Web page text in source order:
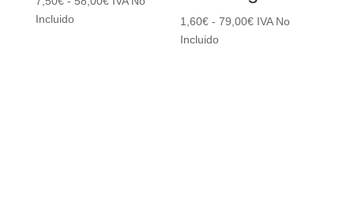
Incluido
1,60€ - 79,00€Rango
IVA No
Incluido